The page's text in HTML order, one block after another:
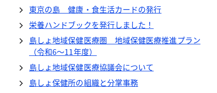
東京の島 健康・食生活カードの発行
栄養ハンドブックを発行しました！
島しょ地域保健医療圏 地域保健医療推進プラン
（令和6～11年度）
島しょ地域保健医療協議会について
島しょ保健所の組織と分掌事務